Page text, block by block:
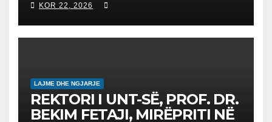
студенти за 2026/2027
KOR 22, 2026
LAJME DHE NGJARJE
REKTORI I UNT-SË, PROF. DR.
BEKIM FETAJI, MIRËPRITI NË